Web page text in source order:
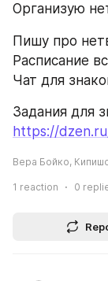
Организую
Пишу про
Расписание
Чат для
https://
Вера Бойко,
1 reaction 0